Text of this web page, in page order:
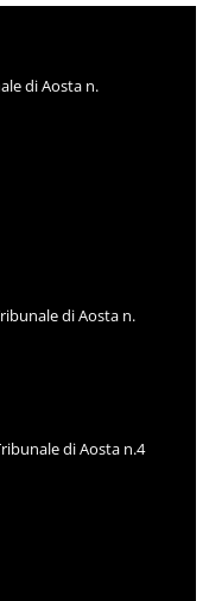
di Aosta n.
di Aosta n.
di Aosta n.4